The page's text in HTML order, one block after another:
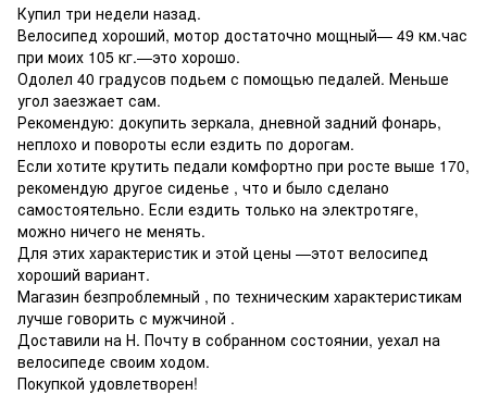
Купил три недели назад.
Велосипед хороший, мотор достаточно мощный— 49 км.час
при моих 105 кг.—это хорошо.
Одолел 40 градусов подьем с помощью педалей. Меньше
угол заезжает сам.
Рекомендую: докупить зеркала, дневной задний фонарь,
неплохо и повороты если ездить по дорогам.
Если хотите крутить педали комфортно при росте выше 170,
рекомендую другое сиденье , что и было сделано
самостоятельно. Если ездить только на электротяге,
можно ничего не менять.
Для этих характеристик и этой цены —этот велосипед
хороший вариант.
Магазин безпроблемный , по техническим характеристикам
лучше говорить с мужчиной .
Доставили на Н. Почту в собранном состоянии, уехал на
велосипеде своим ходом.
Покупкой удовлетворен!